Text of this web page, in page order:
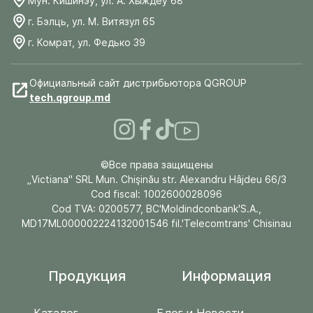
г. Бэлць, ул. М. Витязул 65
г. Комрат, ул. Федько 39
Официальный сайт дистрибьютора QGROUP
tech.qgroup.md
©Все права защищены
„Victiana" SRL Mun. Chişinău str. Alexandru Hâjdeu 66/3
Cod fiscal: 1002600028096
Cod TVA: 0200577, BC'Moldindconbank'S.A.,
MD17ML000002224132001546 fil.'Telecomtrans' Chisinau
Продукция Информация